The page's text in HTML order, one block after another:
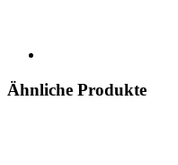
Ähnliche Produkte